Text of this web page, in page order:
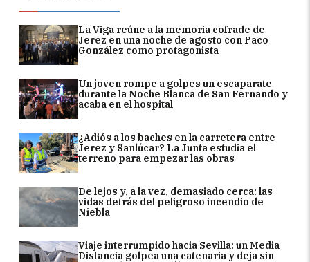
La Viga reúne a la memoria cofrade de
Jerez en una noche de agosto con Paco
González como protagonista
Un joven rompe a golpes un escaparate
durante la Noche Blanca de San Fernando y
acaba en el hospital
¿Adiós a los baches en la carretera entre
Jerez y Sanlúcar? La Junta estudia el
terreno para empezar las obras
De lejos y, a la vez, demasiado cerca: las
vidas detrás del peligroso incendio de
Niebla
Viaje interrumpido hacia Sevilla: un Media
Distancia golpea una catenaria y deja sin